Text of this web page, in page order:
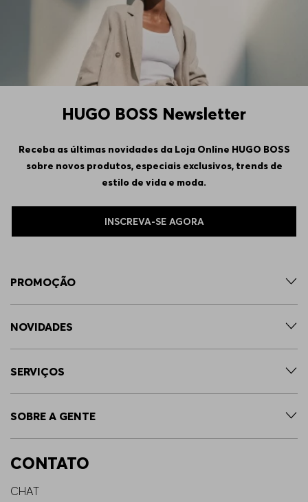
HUGO BOSS Newsletter
Receba as últimas novidades da Loja Online HUGO BOSS
sobre novos produtos, especiais exclusivos, trends de
estilo de vida e moda.
INSCREVA-SE AGORA
PROMOÇÃO
NOVIDADES
SERVIÇOS
SOBRE A GENTE
CONTATO
CHAT